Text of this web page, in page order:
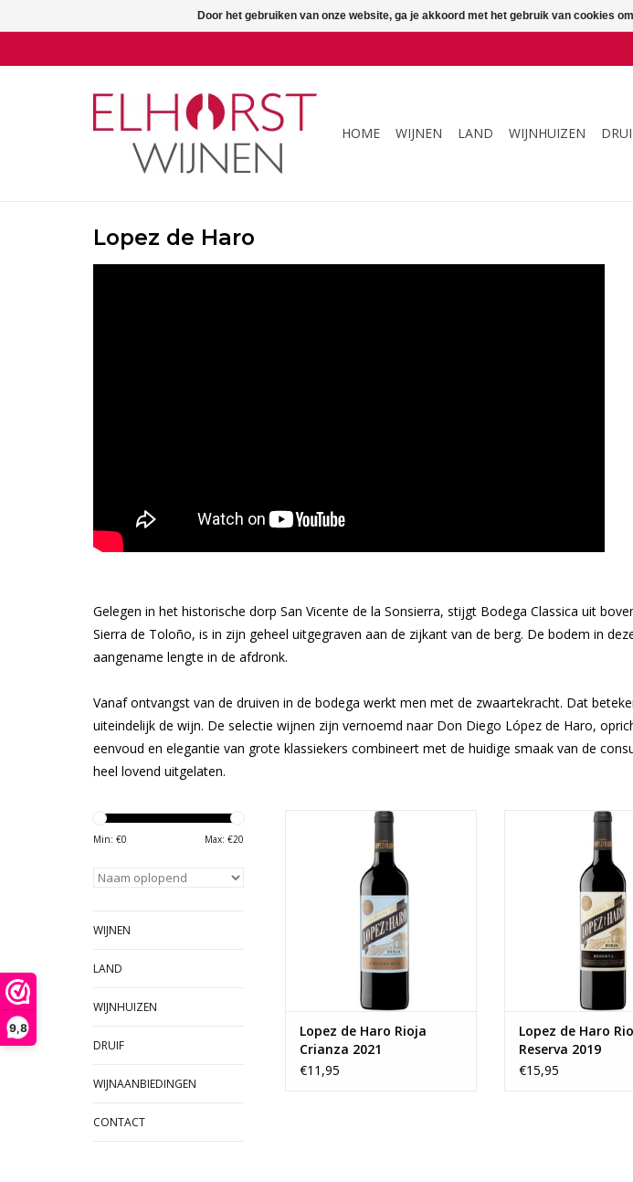
9,8
HOME WIJNEN LAND WIJNHUIZEN
Lopez de Haro
Gelegen in het historische dorp San Vicente de la Sonsierra, stijgt Bodega Classica uit
Sierra de Toloño, is in zijn geheel uitgegraven aan de zijkant van de berg. De bodem in
aangename lengte in de afdronk.
Vanaf ontvangst van de druiven in de bodega werkt men met de zwaartekracht. Dat
uiteindelijk de wijn. De selectie wijnen zijn vernoemd naar Don Diego López de Haro,
eenvoud en elegantie van grote klassiekers combineert met de huidige smaak van de
heel lovend uitgelaten.
Min: €0 Max: €20
WIJNEN
LAND
WIJNHUIZEN
DRUIF
WIJNAANBIEDINGEN
CONTACT
Fijne, karaktervolle Rioja tegen
een uitstekende prijs. Tot onze
vreugde kreeg de Crianza recent
niet minder dan 91 punten van
Robert Parker. Een super score!
Deze wijn bestaat uit drie
druivenrassen, tempranillo,
garnacha en graciano. De jonge
wijn rijpt
TOEVOEGEN AAN WINKELWAGEN
Lopez de Haro Rioja
Crianza 2021
€11,95
Rioja Reserva heeft
robijnrode kleur
bruinachtige rand,
zijn lange vatrijping en
flesrijping. In de
krachtig met
van rijp fruit
complexe kruidige en
tonen en
TOEVOEGEN AAN
Lopez de Haro
Reserva 2019
€15,95
Door het gebruiken van onze website, ga je akkoord met het gebruik van cookies